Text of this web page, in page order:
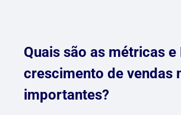
Quais são as métricas e
crescimento de vendas
importantes?